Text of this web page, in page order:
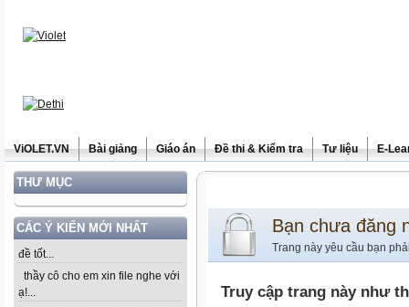
ViOLET.VN Bài giảng Giáo án Đề thi & Kiểm tra Tư liệu E-
THƯ MỤC
CÁC Ý KIẾN MỚI NHẤT
đề tốt...
thầy cô cho em xin file nghe với
ạ!...
Bạn chưa đăng
Trang này yêu cầu bạn
Truy cập trang này như